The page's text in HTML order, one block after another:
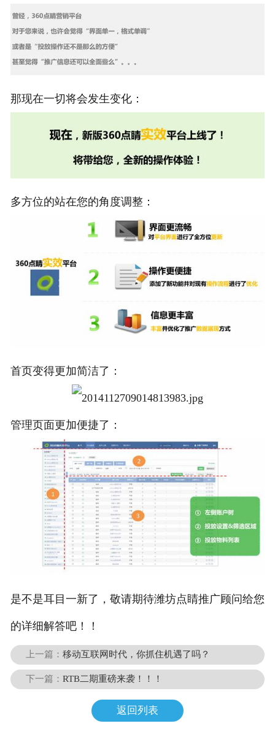
那现在一切将会发生变化：
多方位的站在您的角度调整：
首页变得更加简洁了：
管理页面更加便捷了：
是不是耳目一新了，敬请期待潍坊点睛推广顾问给您
的详细解答吧！！
上一篇： 移动互联网时代，你抓住机遇了吗？
下一篇： RTB二期重磅来袭！！！
返回列表